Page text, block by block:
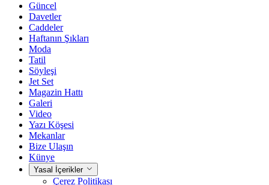
Güncel
Davetler
Caddeler
Haftanın Şıkları
Moda
Tatil
Söyleşi
Jet Set
Magazin Hattı
Galeri
Video
Yazı Köşesi
Mekanlar
Bize Ulaşın
Künye
Yasal İçerikler
Çerez Politikası